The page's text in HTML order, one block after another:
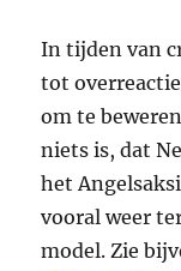
In tijden van
tot
om te
niets is, dat
het
vooral weer
model. Zie